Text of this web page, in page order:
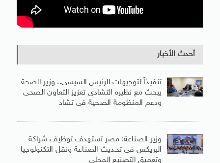
أحدث الأخبار
تنفيذاً لتوجيهات الرئيس السيسى.. وزير الصحة
يبحث مع نظيره التشادى تعزيز التعاون الصحى
ودعم المنظومة الصحية فى تشاد
وزير الصناعة: مصر تستهدف توظيف شراكة
البريكس فى تحديث الصناعة ونقل التكنولوجيا
وتعميق التصنيع المحلى